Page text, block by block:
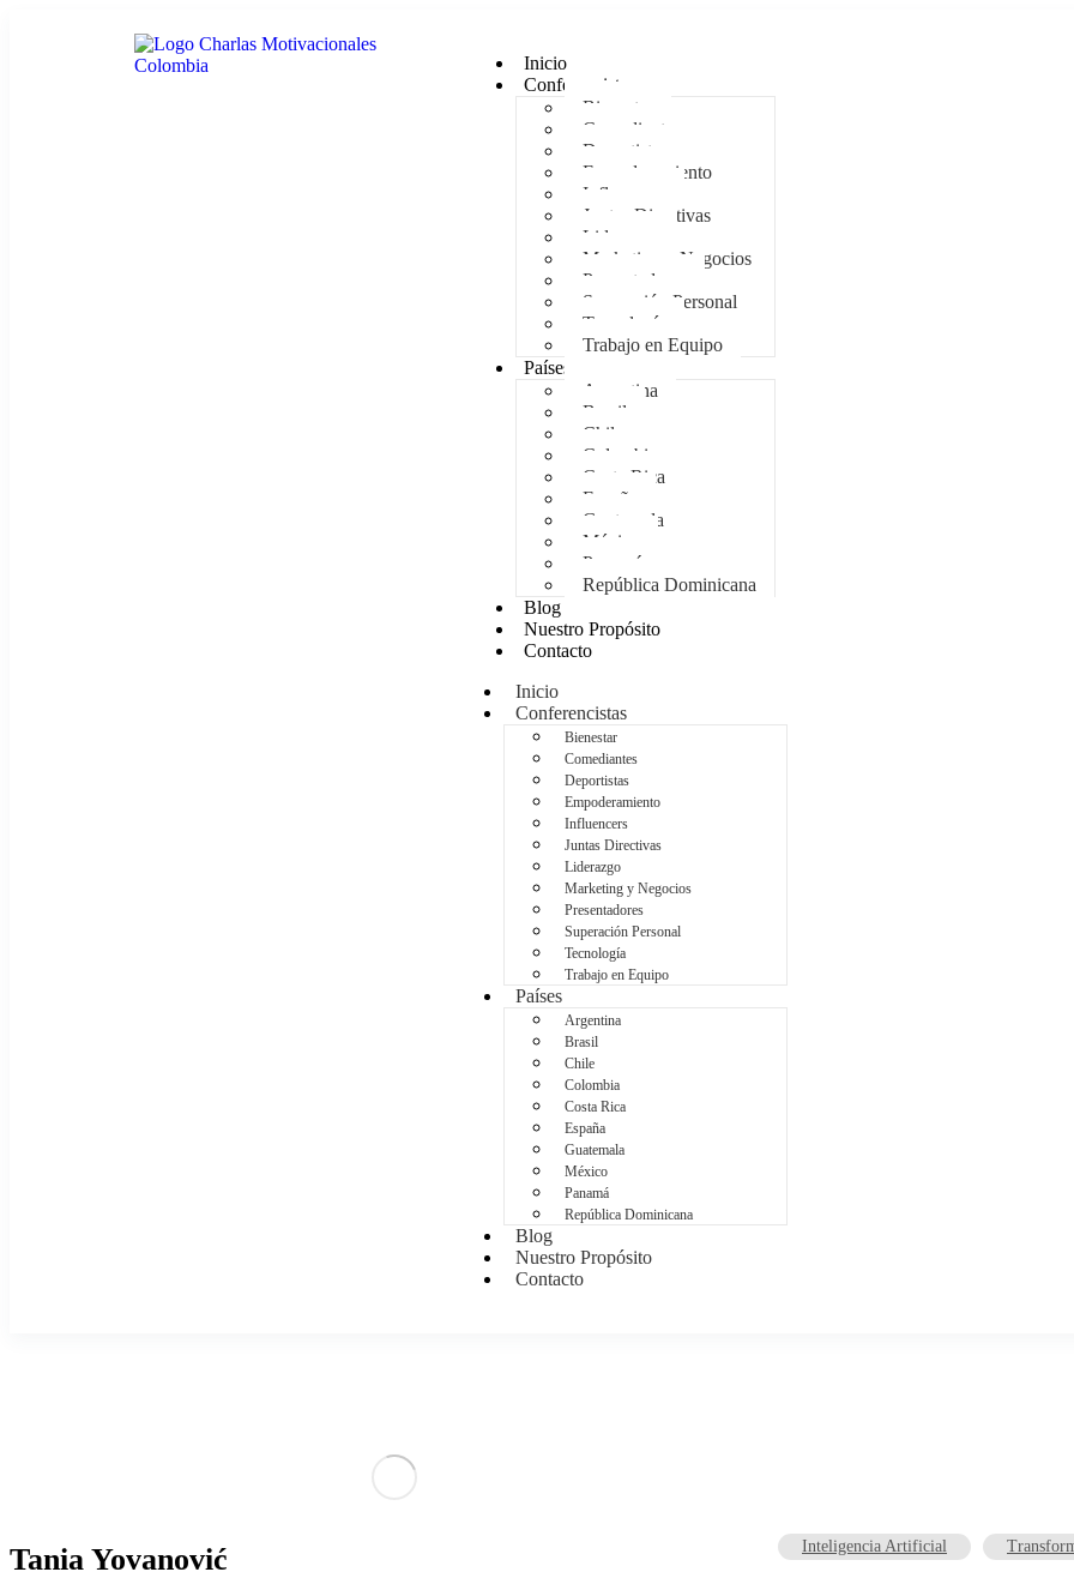
Inicio
Conferencistas
Bienestar
Comediantes
Deportistas
Empoderamiento
Influencers
Juntas Directivas
Liderazgo
Marketing y Negocios
Presentadores
Superación Personal
Tecnología
Trabajo en Equipo
Países
Argentina
Brasil
Chile
Colombia
Costa Rica
España
Guatemala
México
Panamá
República Dominicana
Blog
Nuestro Propósito
Contacto
Inicio
Conferencistas
Bienestar
Comediantes
Deportistas
Empoderamiento
Influencers
Juntas Directivas
Liderazgo
Marketing y Negocios
Presentadores
Superación Personal
Tecnología
Trabajo en Equipo
Países
Argentina
Brasil
Chile
Colombia
Costa Rica
España
Guatemala
México
Panamá
República Dominicana
Blog
Nuestro Propósito
Contacto
Tania Yovanović ⁠Inteligencia Artificial